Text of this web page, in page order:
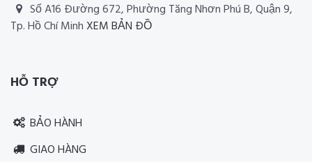
Số A16 Đường 672, Phường Tăng Nhơn Phú B, Quận 9,
Tp. Hồ Chí Minh XEM BẢN ĐỒ
HỖ TRỢ
BẢO HÀNH
GIAO HÀNG